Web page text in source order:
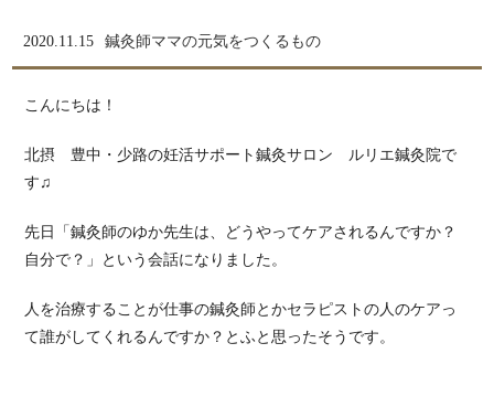
2020.11.15 鍼灸師ママの元気をつくるもの
こんにちは！
北摂 豊中・少路の妊活サポート鍼灸サロン ルリエ鍼灸院で
す♫
先日「鍼灸師のゆか先生は、どうやってケアされるんですか？
自分で？」という会話になりました。
人を治療することが仕事の鍼灸師とかセラピストの人のケアっ
て誰がしてくれるんですか？とふと思ったそうです。